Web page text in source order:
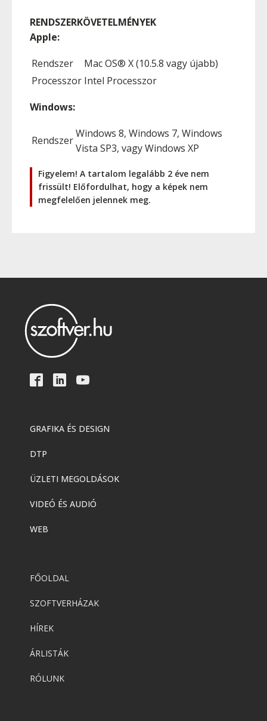
RENDSZERKÖVETELMÉNYEK
Apple:
Rendszer
Mac OS® X (10.5.8 vagy újabb)
Processzor Intel Processzor
Windows:
Rendszer
Windows 8, Windows 7, Windows
Vista SP3, vagy Windows XP
Figyelem! A tartalom legalább 2 éve nem
frissült! Előfordulhat, hogy a képek nem
megfelelően jelennek meg.
GRAFIKA ÉS DESIGN
DTP
ÜZLETI MEGOLDÁSOK
VIDEÓ ÉS AUDIÓ
WEB
FŐOLDAL
SZOFTVERHÁZAK
HÍREK
ÁRLISTÁK
RÓLUNK